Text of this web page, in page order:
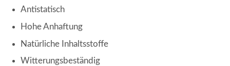
Antistatisch
Hohe Anhaftung
Natürliche Inhaltsstoffe
Witterungsbeständig